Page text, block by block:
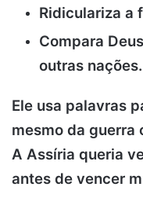
Ridiculariza a
Compara
outras nações.
Ele usa palavras
mesmo da guerra
A Assíria queria
antes de vencer